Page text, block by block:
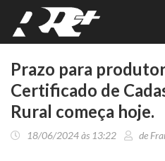
Prazo para
Certificado de
Rural começa hoje.
18/06/2024 às 13:22 de